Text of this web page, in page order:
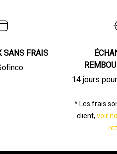
SANS FRAIS
14 jours
* Les frais
client, voir